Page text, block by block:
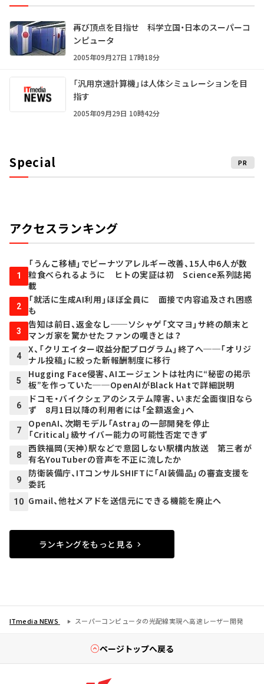
再び頂点を目指せ 科学立国・日本のスーパーコ
ンピュータ
2005年09月27日 17時18分
「汎用京速計算機」は人体シミュレーションを目
指す
2005年09月29日 10時42分
Special PR
アクセスランキング
1
「うんこ移植」でピーナツアレルギー改善、15人中6人が数
粒食べられるように ヒトの実証は初 Science系列誌掲
載
2
「就活に生成AI利用」ほぼ全員に 面接で内容追及され困惑
も
3
告知は前日、返金なし──ソシャゲ「文マヨ」サ終の顛末と
マンガ家を驚かせたファンの嘆きとは？
4
X、「クリエイター収益分配プログラム」終了へ──「オリジ
ナル投稿」に絞った新報酬制度に移行
5
Hugging Face侵害、AIエージェントは社内に“秘密の掲示
板”を作っていた──OpenAIがBlack Hatで詳細説明
6
ドコモ・バイクシェアのシステム障害、いまだ全面復旧なら
ず 8月1日以降の利用者には「全額返金」へ
7
OpenAI、次期モデル「Astra」の一部開発を停止
「Critical」級サイバー能力の可能性否定できず
8
西鉄福岡（天神）駅などで意図しない駅構内放送 第三者が
有名YouTuberの音声を不正に流したか
9
防衛装備庁、ITコンサルSHIFTに「AI装備品」の審査支援を
委託
10 Gmail、他社メアドを送信元にできる機能を廃止へ
ランキングをもっと見る
ITmedia NEWS スーパーコンピュータの光配線実現へ高速レーザー開発
ページトップへ戻る